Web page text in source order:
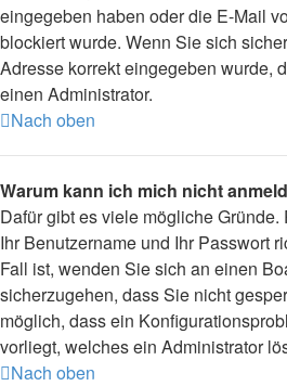
eingegeben haben oder die E-Mail
blockiert wurde. Wenn Sie sich
Adresse korrekt eingegeben wurde,
einen Administrator.
Nach oben
Warum kann ich mich nicht
Dafür gibt es viele mögliche
Ihr Benutzername und Ihr Passwort
Fall ist, wenden Sie sich an einen
sicherzugehen, dass Sie nicht
möglich, dass ein
vorliegt, welches ein Administrator
Nach oben